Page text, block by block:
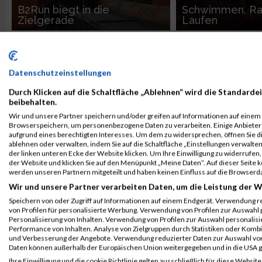
B2Run biegt in die
Zielgerade
Schwimmen,
Laufen
10 Jahre Sheridanpark
Meilen
Nachtlauf und
RUN-DEUTSCHLAND
Datenschutzeinstellungen
Durch Klicken auf die Schaltfläche „Ablehnen“ wird die
beibehalten.
Wir und unsere Partner speichern und/oder greifen auf Informationen auf einem
Browserspeichern, um personenbezogene Daten zu verarbeiten. Einige
aufgrund eines berechtigten Interesses. Um dem zu widersprechen, öffnen Sie
ablehnen oder verwalten, indem Sie auf die Schaltfläche „Einstellungen
der linken unteren Ecke der Website klicken. Um Ihre Einwilligung zu
der Website und klicken Sie auf den Menüpunkt „Meine Daten“. Auf dieser
werden unseren Partnern mitgeteilt und haben keinen Einfluss auf die
Wir und unsere Partner verarbeiten Daten, um die Leistung der
Speichern von oder Zugriff auf Informationen auf einem Endgerät. Verwendung
von Profilen für personalisierte Werbung. Verwendung von Profilen zur
Personalisierung von Inhalten. Verwendung von Profilen zur Auswahl
Performance von Inhalten. Analyse von Zielgruppen durch Statistiken oder
und Verbesserung der Angebote. Verwendung reduzierter Daten zur Auswahl
Daten können außerhalb der Europäischen Union weitergegeben und in die USA